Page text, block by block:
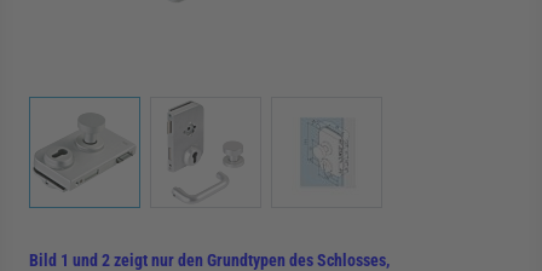
View larger image
Bild 1 und 2 zeigt nur den Grundtypen des Schlosses,